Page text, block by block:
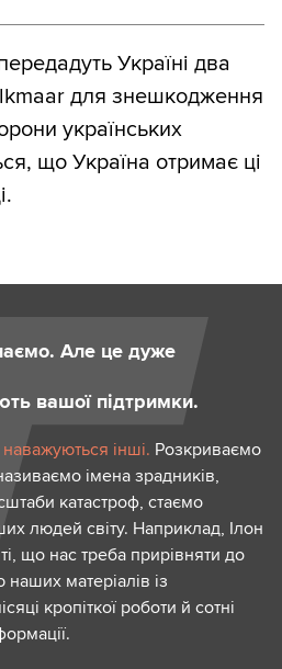
Україні два
для знешкодження
українських
що Україна отримає ці
Але це дуже
вашої підтримки.
інші. Розкриваємо
імена зрадників,
катастроф, стаємо
людей світу. Наприклад, Ілон
що нас треба прирівняти до
наших матеріалів із
кропіткої роботи й сотні